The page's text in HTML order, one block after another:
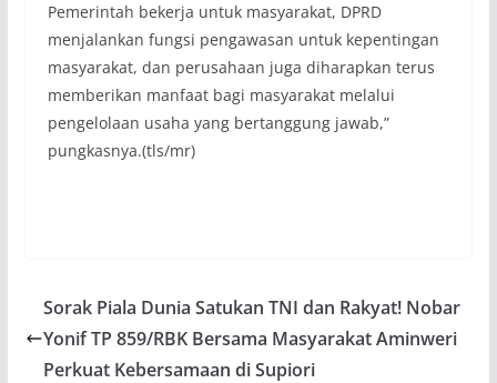
Pemerintah bekerja untuk masyarakat, DPRD
menjalankan fungsi pengawasan untuk kepentingan
masyarakat, dan perusahaan juga diharapkan terus
memberikan manfaat bagi masyarakat melalui
pengelolaan usaha yang bertanggung jawab,”
pungkasnya.(tls/mr)
Sorak Piala Dunia Satukan TNI dan Rakyat! Nobar
Yonif TP 859/RBK Bersama Masyarakat Aminweri
Perkuat Kebersamaan di Supiori